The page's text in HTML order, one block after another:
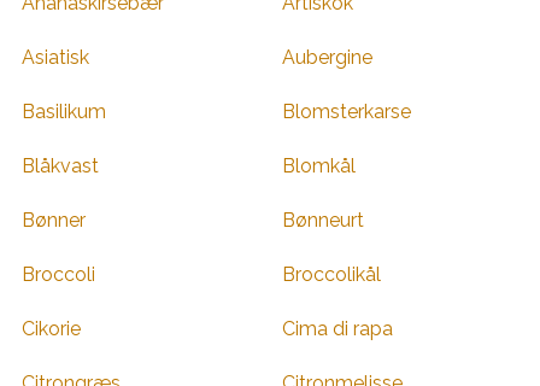
Asiatisk Aubergine
Basilikum Blomsterkarse
Blåkvast Blomkål
Bønner Bønneurt
Broccoli Broccolikål
Cikorie Cima di rapa